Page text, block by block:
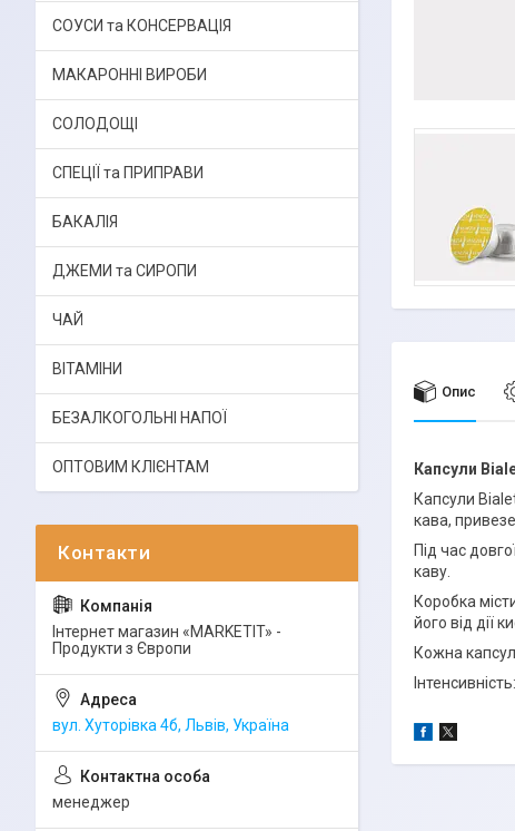
Опис
Капсули
Капсули
кава,
Під час
каву.
Коробка
його від дії
Кожна
СОУСИ та КОНСЕРВАЦІЯ
МАКАРОННІ ВИРОБИ
СОЛОДОЩІ
СПЕЦІЇ та ПРИПРАВИ
БАКАЛІЯ
ДЖЕМИ та СИРОПИ
ЧАЙ
ВІТАМІНИ
БЕЗАЛКОГОЛЬНІ НАПОЇ
ОПТОВИМ КЛІЄНТАМ
Інтернет магазин «MARKETIT» -
Продукти з Європи
вул. Хуторівка 4б, Львів, Україна
менеджер